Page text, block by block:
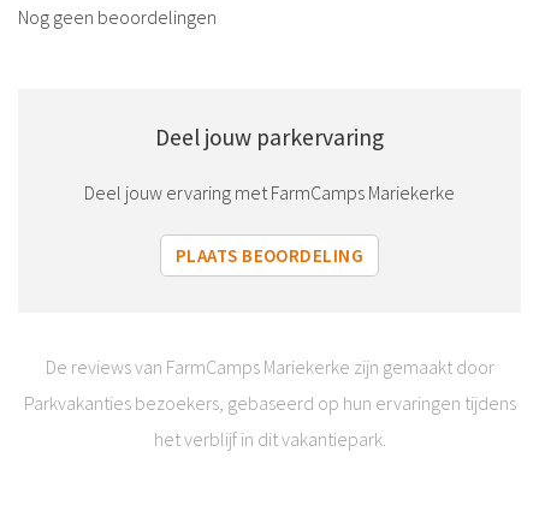
Nog geen beoordelingen
Deel jouw parkervaring
Deel jouw ervaring met FarmCamps Mariekerke
PLAATS BEOORDELING
De reviews van FarmCamps Mariekerke zijn gemaakt door
Parkvakanties bezoekers, gebaseerd op hun ervaringen tijdens
het verblijf in dit vakantiepark.